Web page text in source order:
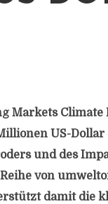
Markets
US-Dollar
und des
von
damit die